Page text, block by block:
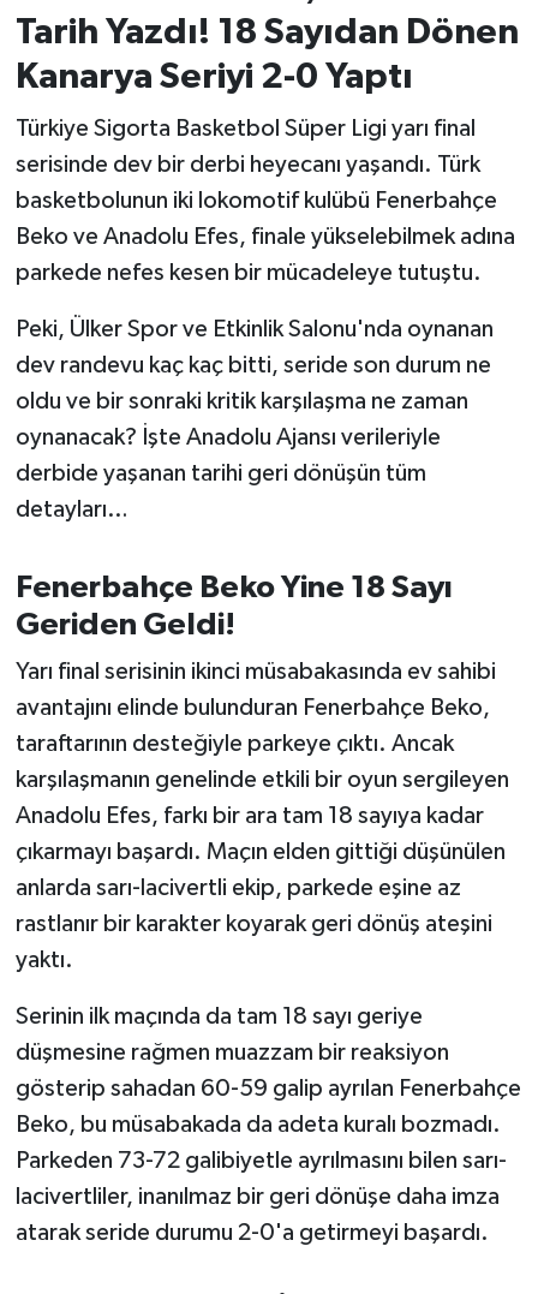
Tarih Yazdı! 18 Sayıdan Dönen
Kanarya Seriyi 2-0 Yaptı
Türkiye Sigorta Basketbol Süper Ligi yarı final
serisinde dev bir derbi heyecanı yaşandı. Türk
basketbolunun iki lokomotif kulübü Fenerbahçe
Beko ve Anadolu Efes, finale yükselebilmek adına
parkede nefes kesen bir mücadeleye tutuştu.
Peki, Ülker Spor ve Etkinlik Salonu'nda oynanan
dev randevu kaç kaç bitti, seride son durum ne
oldu ve bir sonraki kritik karşılaşma ne zaman
oynanacak? İşte Anadolu Ajansı verileriyle
derbide yaşanan tarihi geri dönüşün tüm
detayları…
Fenerbahçe Beko Yine 18 Sayı
Geriden Geldi!
Yarı final serisinin ikinci müsabakasında ev sahibi
avantajını elinde bulunduran Fenerbahçe Beko,
taraftarının desteğiyle parkeye çıktı. Ancak
karşılaşmanın genelinde etkili bir oyun sergileyen
Anadolu Efes, farkı bir ara tam 18 sayıya kadar
çıkarmayı başardı. Maçın elden gittiği düşünülen
anlarda sarı-lacivertli ekip, parkede eşine az
rastlanır bir karakter koyarak geri dönüş ateşini
yaktı.
Serinin ilk maçında da tam 18 sayı geriye
düşmesine rağmen muazzam bir reaksiyon
gösterip sahadan 60-59 galip ayrılan Fenerbahçe
Beko, bu müsabakada da adeta kuralı bozmadı.
Parkeden 73-72 galibiyetle ayrılmasını bilen sarı-
lacivertliler, inanılmaz bir geri dönüşe daha imza
atarak seride durumu 2-0'a getirmeyi başardı.
KENT GÜNDEMİ
Kepsut
KÜLTÜR-SANAT
MANŞET
Manyas
OLAY
Resmi İlanlar
SAĞLIK
Savaştepe
SEYAHAT
SİYASET
Sındırgı
Susurluk
TARİHTE BUGÜN
TEKNOLOJİ